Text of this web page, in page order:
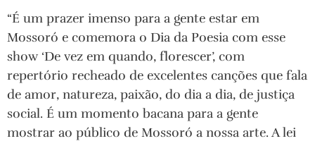
“É um prazer imenso para a gente estar em
Mossoró e comemora o Dia da Poesia com esse
show ‘De vez em quando, florescer’, com
repertório recheado de excelentes canções que fala
de amor, natureza, paixão, do dia a dia, de justiça
social. É um momento bacana para a gente
mostrar ao público de Mossoró a nossa arte. A lei